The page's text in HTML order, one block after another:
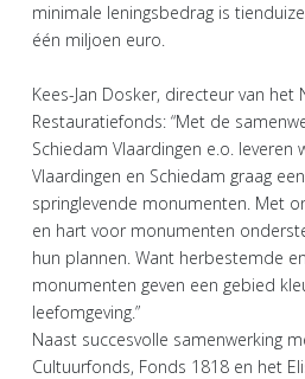
minimale leningsbedrag is
één miljoen euro.
Kees-Jan Dosker, directeur van het
Restauratiefonds: “Met de
Schiedam Vlaardingen e.o. leveren
Vlaardingen en Schiedam graag
springlevende monumenten. Met
en hart voor monumenten
hun plannen. Want herbestemde
monumenten geven een gebied
leefomgeving.”
Naast succesvolle samenwerking
Cultuurfonds, Fonds 1818 en het